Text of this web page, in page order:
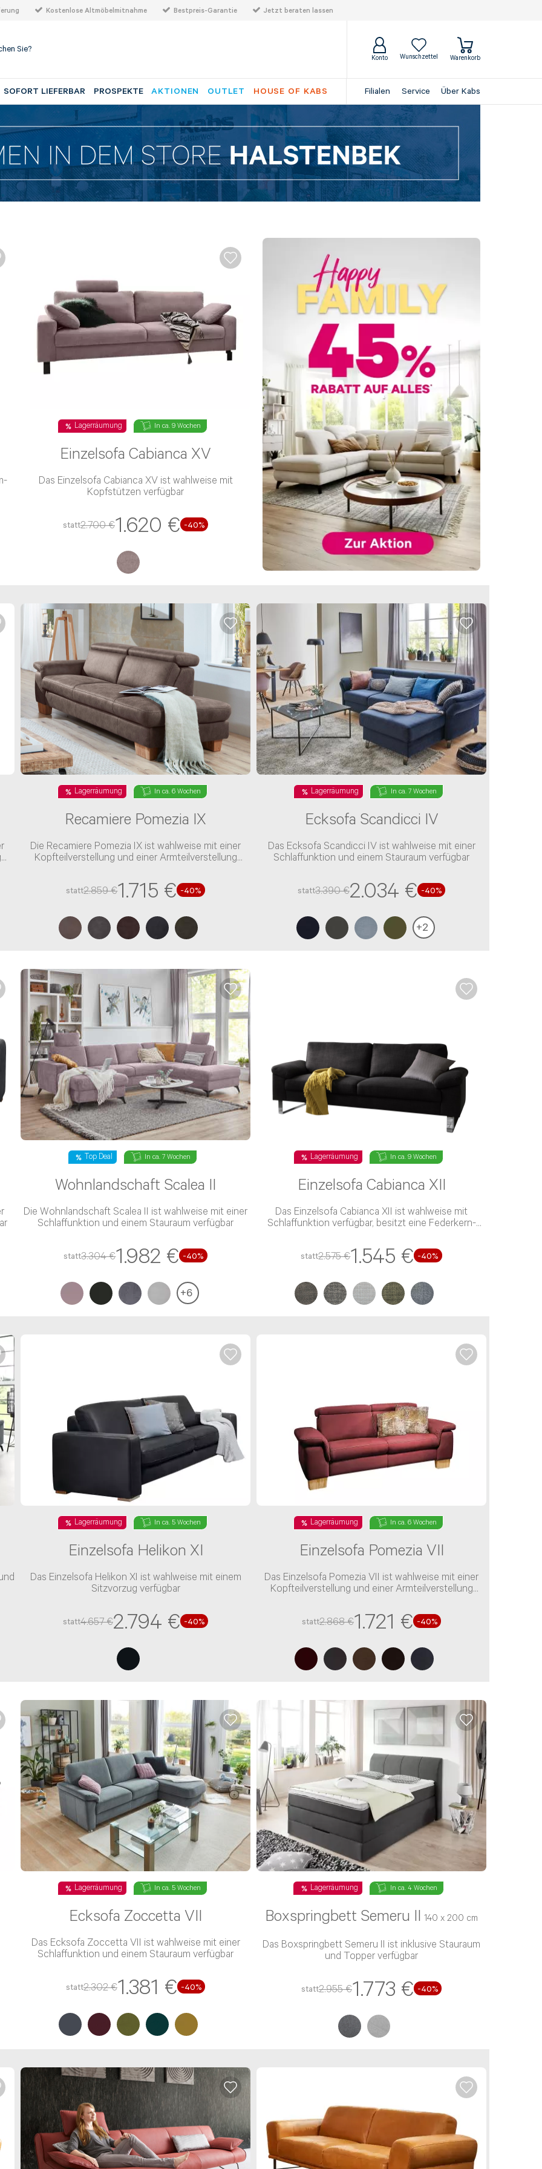
Kostenlose Altmöbelmitnahme Bestpreis-Garantie Jetzt beraten lassen
Konto Wunschzettel Warenkorb
SOFORT LIEFERBAR PROSPEKTE AKTIONEN OUTLET HOUSE OF KABS Filialen Service Über Kabs
auch gerne per Email senden:Service@kabs.de
Hier erreicht Ihr Anliegen direkt den perfekten Ansprechpartner. Bequemer geht’s nicht.
Kontaktkanälen. Deshalb dauert die Beantwortung Deiner Anfrage länger. Wir geben alles, um Dein
und bitten Dich um Geduld. Falls du bereits eine E-Mail geschrieben hast, werden wir Dir
ist nicht erforderlich.
ein
NACHRICHT ABSENDEN
sind Pflichtfelder.
Lagerräumung In ca. 9 Wochen
Einzelsofa Cabianca XV
Das Einzelsofa Cabianca XV ist wahlweise mit
Kopfstützen verfügbar
statt2.700 €1.620 € -40%
Lagerräumung In ca. 6 Wochen
Recamiere Pomezia IX
Die Recamiere Pomezia IX ist wahlweise mit einer
Kopfteilverstellung und einer Armteilverstellung
statt2.859 €1.715 € -40%
Lagerräumung In ca. 7 Wochen
Ecksofa Scandicci IV
Das Ecksofa Scandicci IV ist wahlweise mit einer
Schlaffunktion und einem Stauraum verfügbar
statt3.390 €2.034 € -40%
+2
Top Deal In ca. 7 Wochen
Wohnlandschaft Scalea II
Die Wohnlandschaft Scalea II ist wahlweise mit einer
Schlaffunktion und einem Stauraum verfügbar
statt3.304 €1.982 € -40%
+6
Lagerräumung In ca. 9 Wochen
Einzelsofa Cabianca XII
Das Einzelsofa Cabianca XII ist wahlweise mit
Schlaffunktion verfügbar, besitzt eine Federkern-
statt2.575 €1.545 € -40%
Lagerräumung In ca. 5 Wochen
Einzelsofa Helikon XI
Das Einzelsofa Helikon XI ist wahlweise mit einem
Sitzvorzug verfügbar
statt4.657 €2.794 € -40%
Lagerräumung In ca. 6 Wochen
Einzelsofa Pomezia VII
Das Einzelsofa Pomezia VII ist wahlweise mit einer
Kopfteilverstellung und einer Armteilverstellung
statt2.868 €1.721 € -40%
Lagerräumung In ca. 5 Wochen
Ecksofa Zoccetta VII
Das Ecksofa Zoccetta VII ist wahlweise mit einer
Schlaffunktion und einem Stauraum verfügbar
statt2.302 €1.381 € -40%
Lagerräumung In ca. 4 Wochen
Boxspringbett Semeru II 140 x 200 cm
Das Boxspringbett Semeru II ist inklusive Stauraum
und Topper verfügbar
statt2.955 €1.773 € -40%